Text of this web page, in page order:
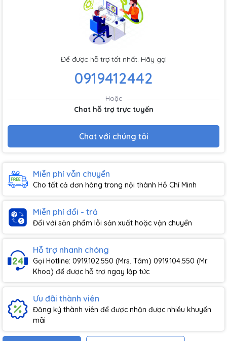
Để được hỗ trợ tốt nhất. Hãy gọi
0919412442
Hoặc
Chat hỗ trợ trực tuyến
Chat với chúng tôi
Miễn phí vẫn chuyển
Cho tất cả đơn hàng trong nội thành Hồ Chí Minh
Miễn phí đổi - trả
Đối với sản phẩm lỗi sản xuất hoặc vận chuyển
Hỗ trợ nhanh chóng
Gọi Hotline: 0919.102.550 (Mrs. Tâm) 0919.104.550 (Mr.
Khoa) để được hỗ trợ ngay lập tức
Ưu đãi thành viên
Đăng ký thành viên để được nhận được nhiều khuyến
mãi